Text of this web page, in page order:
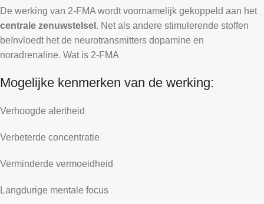
De werking van 2-FMA wordt voornamelijk gekoppeld aan het
centrale zenuwstelsel . Net als andere stimulerende stoffen
beïnvloedt het de neurotransmitters dopamine en
noradrenaline. Wat is 2-FMA
Mogelijke kenmerken van de werking:
Verhoogde alertheid
Verbeterde concentratie
Verminderde vermoeidheid
Langdurige mentale focus